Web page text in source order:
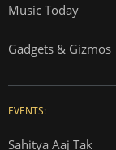
Music Today
Gadgets & Gizmos
EVENTS:
Sahitya Aaj Tak